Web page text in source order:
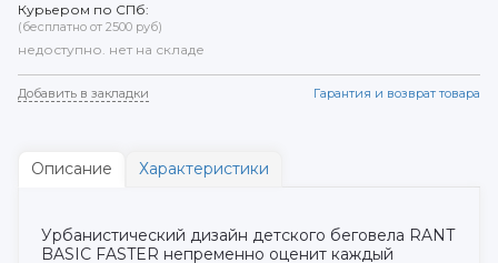
Курьером по СПб:
(бесплатно от 2500 руб)
недоступно. нет на складе
Добавить в закладки Гарантия и возврат товара
Описание Характеристики
Урбанистический дизайн детского беговела RANT
BASIC FASTER непременно оценит каждый